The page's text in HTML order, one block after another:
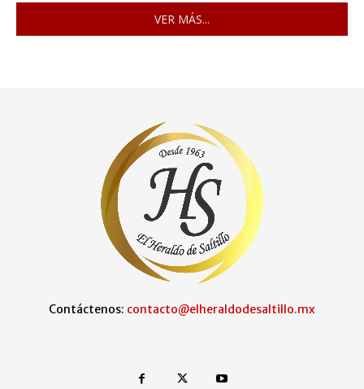
VER MÁS...
Contáctenos: contacto@elheraldodesaltillo.mx